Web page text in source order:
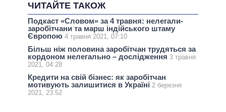
ЧИТАЙТЕ ТАКОЖ
Подкаст «Словом» за 4 травня: нелегали-
заробітчани та марш індійського штаму
Європою 4 травня 2021, 07:10
Більш ніж половина заробітчан трудяться за
кордоном нелегально – дослідження 3 травня
2021, 04:28
Кредити на свій бізнес: як заробітчан
мотивують залишитися в Україні 2 березня
2021, 23:52